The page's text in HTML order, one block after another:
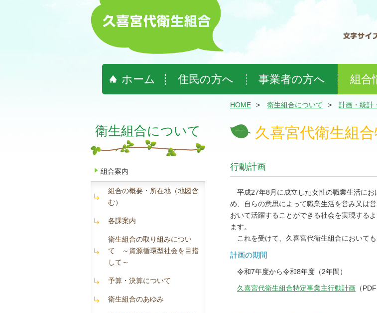
ホーム 住民の方へ 事業者の方へ 組合
HOME 衛生組合について 計画・統計
衛生組合について
組合案内
組合の概要・所在地（地図含
む）
各課案内
衛生組合の取り組みについ
て ～資源循環型社会を目指
して～
予算・決算について
衛生組合のあゆみ
久喜宮代衛生組
行動計画
平成27年8月に成立した女性の職業生活にお
め、自らの意思によって職業生活を営み又は
おいて活躍することができる社会を実現する
ます。
これを受けて、久喜宮代衛生組合において
計画の期間
令和7年度から令和8年度（2年間）
久喜宮代衛生組合特定事業主行動計画 （